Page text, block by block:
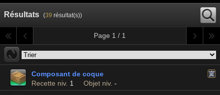
Résultats (39 résultat(s))
Page 1 / 1
Composant de coque
Recette niv. 1 Objet niv. -